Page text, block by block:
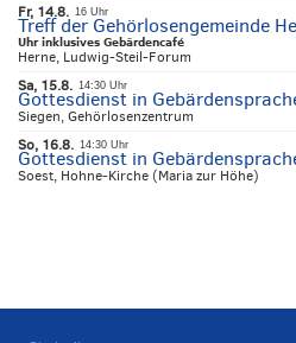
Fr, 14.8. 16 Uhr
Treff der Gehörlosengemeinde
Uhr inklusives Gebärdencafé
Herne, Ludwig-Steil-Forum
Sa, 15.8. 14:30 Uhr
Gottesdienst in
Siegen, Gehörlosenzentrum
So, 16.8. 14:30 Uhr
Gottesdienst in
Soest, Hohne-Kirche (Maria zur Höhe)